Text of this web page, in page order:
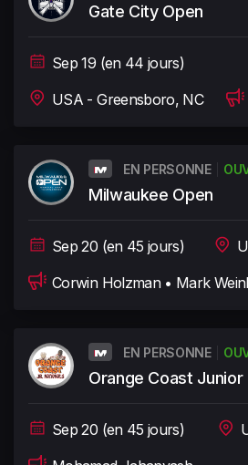
Gate City Open
Sep 19 (en 44 jours)
USA - Greensboro, NC
EN PERSONNE
Milwaukee Open
Sep 20 (en 45 jours)
Corwin Holzman • Mark
EN PERSONNE
Orange Coast Junior
Sep 20 (en 45 jours)